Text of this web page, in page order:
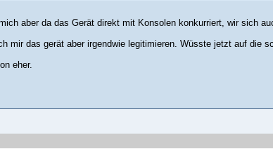
aber da das Gerät direkt mit Konsolen konkurriert, wir sich
mir das gerät aber irgendwie legitimieren. Wüsste jetzt auf die
eher.